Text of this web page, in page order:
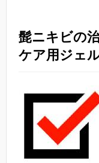
髭ニキビの
ケア用ジェ